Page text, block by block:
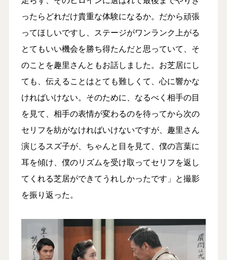
ったらどれだけ貴重な体験になるか。だから頑張
ってほしいですし、ステージがワンランク上がる
とてもいい機会を勝ち得たんだと思っていて、そ
のことを趣里さんともお話しました。お芝居にし
ても、伝えることはとても難しくて、心に響かな
ければいけない。そのために、なるべく相手の目
を見て、相手の表情が変わるのを待ってから次の
セリフを紡がなければいけないですが、趣里さん
演じるスズ子が、ちゃんと目を見て、僕の言葉に
耳を傾け、僕のリズムを受け取ってセリフを返し
てくれる芝居ができてうれしかったです」と撮影
を振り返った。